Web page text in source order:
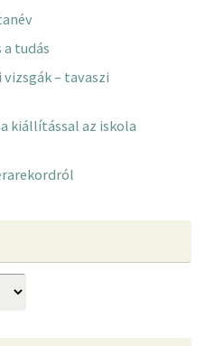
a tudás
– tavaszi
kiállítással az iskola